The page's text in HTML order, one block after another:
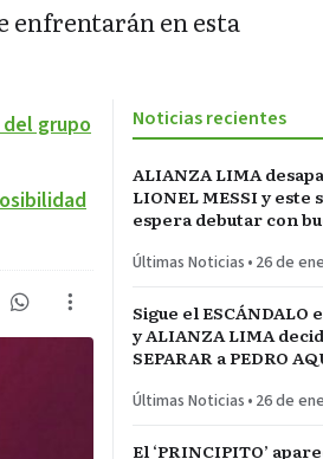
enfrentarán en esta
del grupo Noticias recientes
ALIANZA LIMA
LIONEL MESSI y este
espera debutar con
Últimas Noticias • 26 de
Sigue el ESCÁNDALO
y ALIANZA LIMA
SEPARAR a PEDRO
MONTEVIDEO
Últimas Noticias • 26 de
El ‘PRINCIPITO’